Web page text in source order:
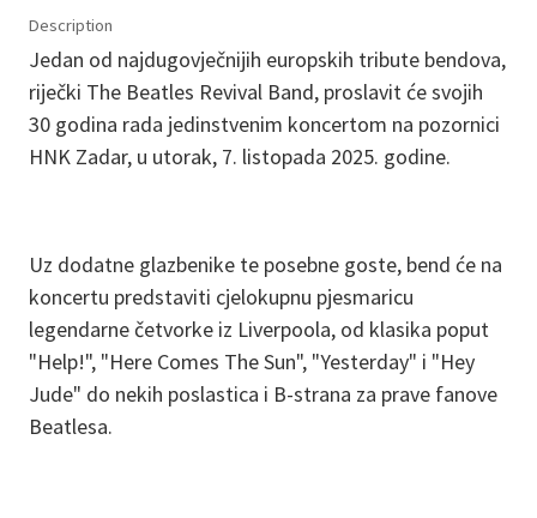
Description
Jedan od najdugovječnijih europskih tribute bendova,
riječki The Beatles Revival Band, proslavit će svojih
30 godina rada jedinstvenim koncertom na pozornici
HNK Zadar, u utorak, 7. listopada 2025. godine.
Uz dodatne glazbenike te posebne goste, bend će na
koncertu predstaviti cjelokupnu pjesmaricu
legendarne četvorke iz Liverpoola, od klasika poput
"Help!", "Here Comes The Sun", "Yesterday" i "Hey
Jude" do nekih poslastica i B-strana za prave fanove
Beatlesa.